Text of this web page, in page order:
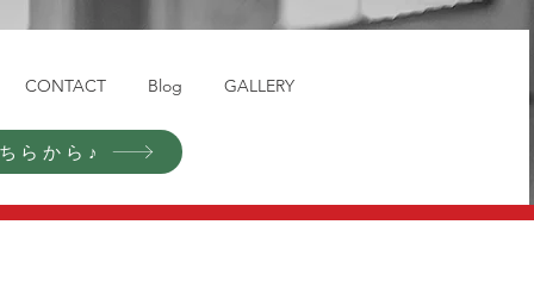
CONTACT Blog GALLERY
らから♪